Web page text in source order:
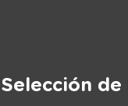
Selección